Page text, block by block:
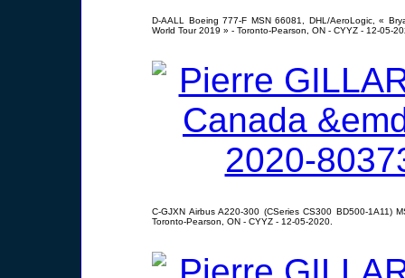
D-AALL Boeing 777-F MSN 66081, DHL/AeroLogic, «
World Tour 2019 » - Toronto-Pearson, ON - CYYZ - 12-05-
C-GJXN Airbus A220-300 (CSeries CS300 BD500-1A11)
Toronto-Pearson, ON - CYYZ - 12-05-2020.